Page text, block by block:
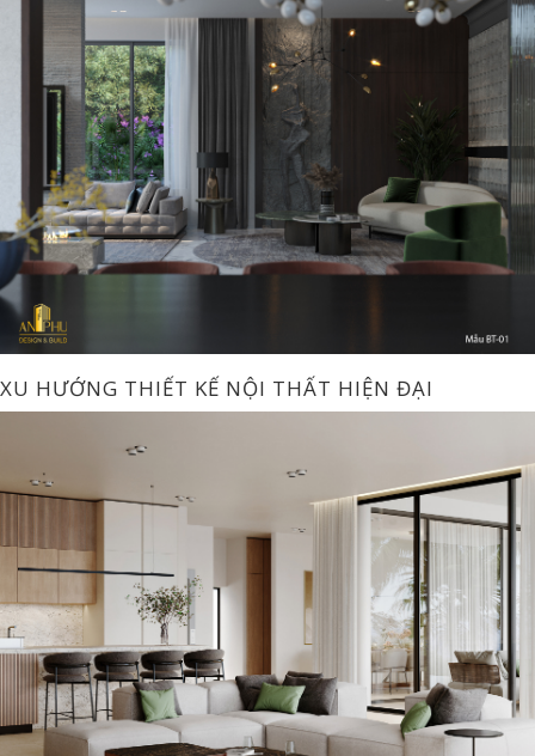
XU HƯỚNG THIẾT KẾ NỘI THẤT HIỆN ĐẠI